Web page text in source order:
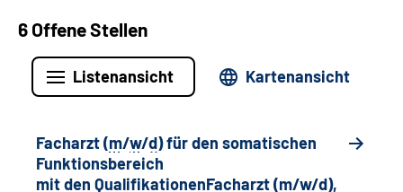
6 Offene Stellen
Listenansicht Kartenansicht
Facharzt (m/w/d) für den somatischen
Funktionsbereich
mit den QualifikationenFacharzt (m/w/d),